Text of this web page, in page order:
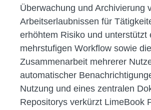
Überwachung und Archivierung
Arbeitserlaubnissen für
erhöhtem Risiko und unterstützt
mehrstufigen Workflow sowie
Zusammenarbeit mehrerer
automatischer
Nutzung und eines zentralen
Repositorys verkürzt LimeBook